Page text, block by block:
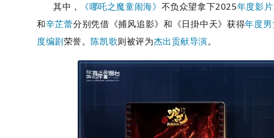
其中， 《哪吒之魔童闹海》 不负众望拿下2025年度影片
和辛芷蕾分别凭借《捕风追影》和《日掛中天》获得年度
度编剧荣誉。 陈凯歌则被评为杰出贡献导演。